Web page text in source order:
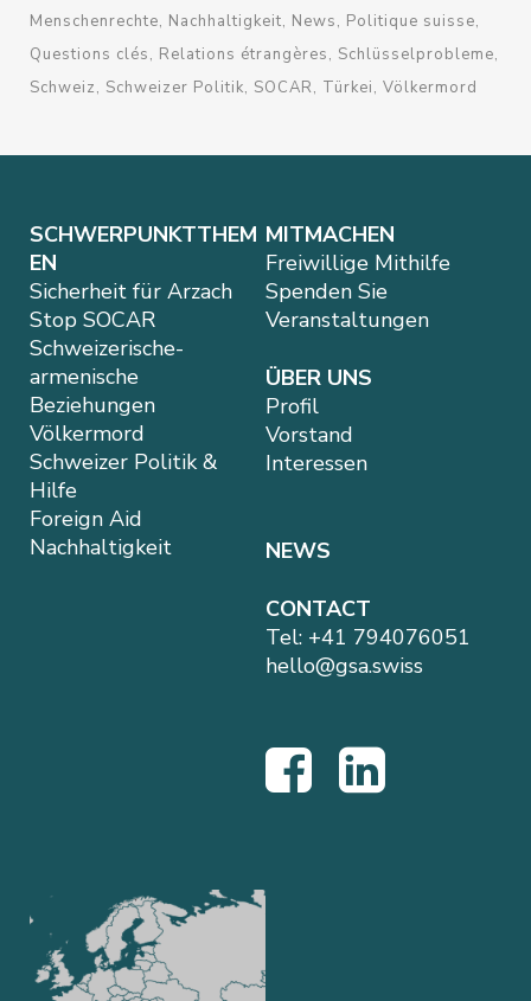
Menschenrechte Nachhaltigkeit News
Politique suisse
Questions clés
Relations étrangères
Schlüsselprobleme
Schweiz
Schweizer Politik SOCAR Türkei Völkermord
SCHWERPUNKTTHEM
EN
Sicherheit für Arzach
Stop SOCAR
Schweizerische-
armenische
Beziehungen
Völkermord
Schweizer Politik &
Hilfe
Foreign Aid
Nachhaltigkeit
MITMACHEN
Freiwillige Mithilfe
Spenden Sie
Veranstaltungen
ÜBER UNS
Profil
Vorstand
Interessen
NEWS
CONTACT
Tel: +41 794076051
hello@gsa.swiss